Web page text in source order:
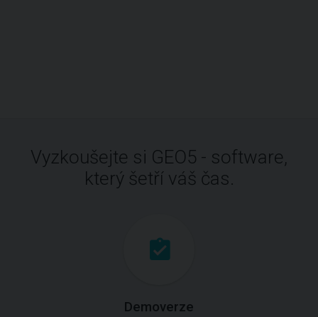
Vyzkoušejte si GEO5 - software,
který šetří váš čas.
Demoverze